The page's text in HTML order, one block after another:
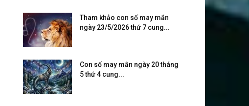
Tham khảo con số may mắn
ngày 23/5/2026 thứ 7 cung...
Con số may mắn ngày 20 tháng
5 thứ 4 cung...